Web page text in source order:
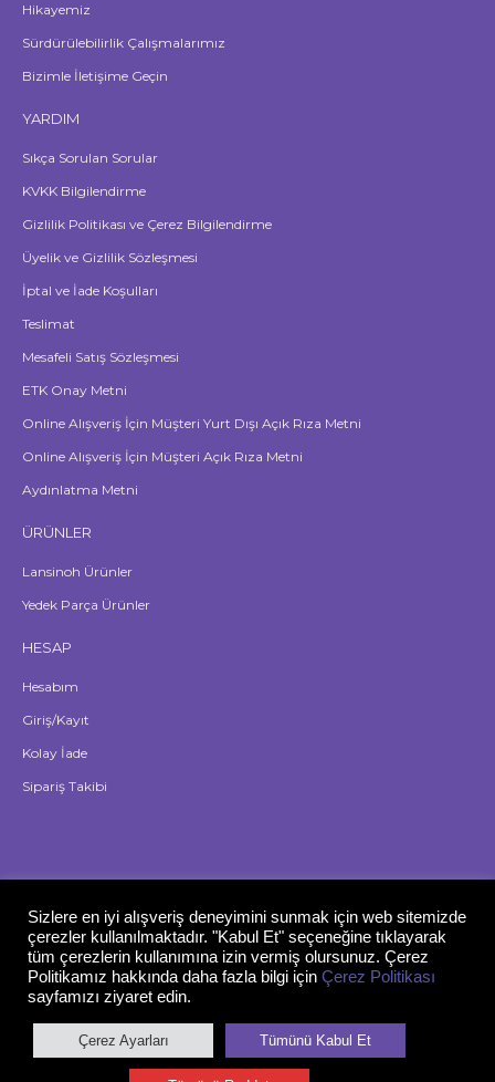
Hikayemiz
Sürdürülebilirlik Çalışmalarımız
Bizimle İletişime Geçin
YARDIM
Sıkça Sorulan Sorular
KVKK Bilgilendirme
Gizlilik Politikası ve Çerez Bilgilendirme
Üyelik ve Gizlilik Sözleşmesi
İptal ve İade Koşulları
Teslimat
Mesafeli Satış Sözleşmesi
ETK Onay Metni
Online Alışveriş İçin Müşteri Yurt Dışı Açık Rıza Metni
Online Alışveriş İçin Müşteri Açık Rıza Metni
Aydınlatma Metni
ÜRÜNLER
Lansinoh Ürünler
Yedek Parça Ürünler
HESAP
Hesabım
Giriş/Kayıt
Kolay İade
Sipariş Takibi
Gizlilik Politikası
Sizlere en iyi alışveriş deneyimini sunmak için web sitemizde
çerezler kullanılmaktadır. "Kabul Et" seçeneğine tıklayarak
tüm çerezlerin kullanımına izin vermiş olursunuz. Çerez
Politikamız hakkında daha fazla bilgi için Çerez Politikası
sayfamızı ziyaret edin.
Çerez Ayarları Tümünü Kabul Et